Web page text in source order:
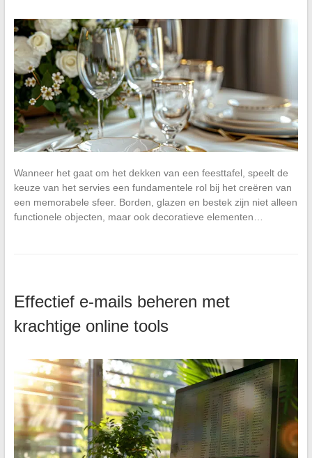
Wanneer het gaat om het dekken van een feesttafel, speelt de
keuze van het servies een fundamentele rol bij het creëren van
een memorabele sfeer. Borden, glazen en bestek zijn niet alleen
functionele objecten, maar ook decoratieve elementen…
Effectief e-mails beheren met
krachtige online tools